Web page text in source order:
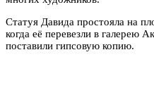
Статуя Давида простояла на
когда её перевезли в галерею
поставили гипсовую копию.